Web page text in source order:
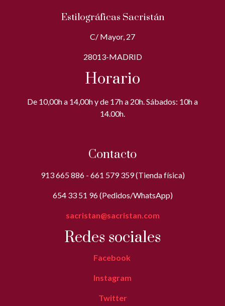
Estilográficas Sacristán
C/ Mayor, 27
28013-MADRID
Horario
De 10,00h a 14,00h y de 17h a 20h. Sábados: 10h a
14.00h.
Contacto
913 665 886 - 661 579 359 (Tienda física)
654 33 51 96 (Pedidos/WhatsApp)
sacristan@sacristan.com
Redes sociales
Facebook
Instagram
Twitter